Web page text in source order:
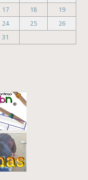
17 18
19
24 25
26
31